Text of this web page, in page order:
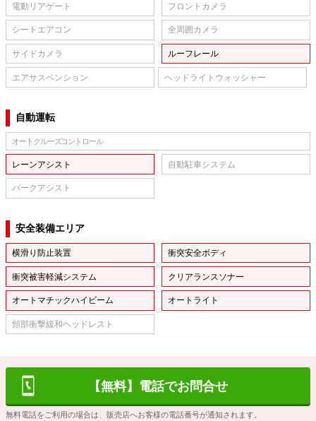
電動リアゲート フロントカメラ
シートエアコン 全周囲カメラ
サイドカメラ ルーフレール
エアサスペンション ヘッドライトウォッシャー
自動運転
オートクルーズコントロール
レーンアシスト 自動駐車システム
パークアシスト
安全装備エリア
横滑り防止装置 衝突安全ボディ
衝突被害軽減システム クリアランスソナー
オートマチックハイビーム オートライト
頸部衝撃緩和ヘッドレスト
【無料】電話でお問合せ
無料電話をご利用の場合は、販売店へお客様の電話番号が通知されます。